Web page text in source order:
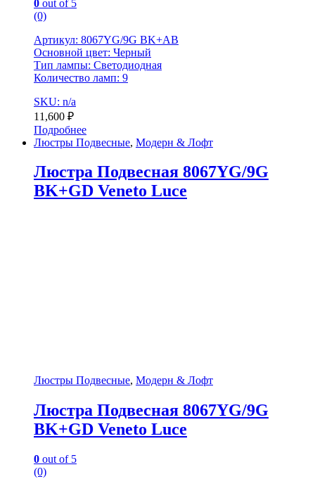
0 out of 5
(0)
Артикул: 8067YG/9G BK+AB
Основной цвет: Черный
Тип лампы: Светодиодная
Количество ламп: 9
SKU: n/a
11,600 ₽
Подробнее
Люстры Подвесные, Модерн & Лофт
Люстра Подвесная 8067YG/9G
BK+GD Veneto Luce
Люстры Подвесные, Модерн & Лофт
Люстра Подвесная 8067YG/9G
BK+GD Veneto Luce
0 out of 5
(0)